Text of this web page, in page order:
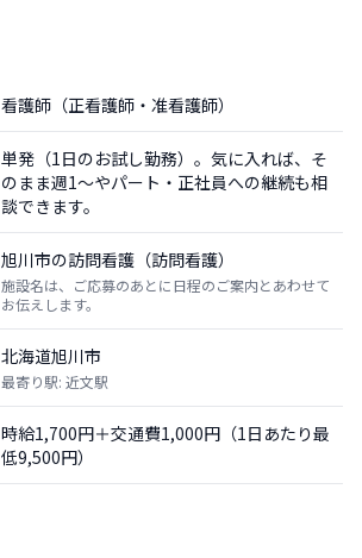
看護師（正看護師・准看護師）
単発（1日のお試し勤務）。気に入れば、そ
のまま週1〜やパート・正社員への継続も相
談できます。
旭川市の訪問看護（訪問看護）
施設名は、ご応募のあとに日程のご案内とあわせて
お伝えします。
北海道旭川市
最寄り駅: 近文駅
時給1,700円＋交通費1,000円（1日あたり最
低9,500円）